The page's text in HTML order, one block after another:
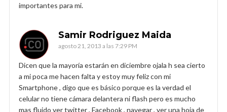
importantes para mi.
Samir Rodriguez Maida
agosto 21, 2013 a las 7:29 PM
Dicen que la mayoría estarán en diciembre ojala h sea cierto
a mi poca me hacen falta y estoy muy feliz con mi
Smartphone , digo que es básico porque es la verdad el
celular no tiene cámara delantera ni flash pero es mucho
mas fluido ver twitter , Facebook , navegar , ver una hoja de